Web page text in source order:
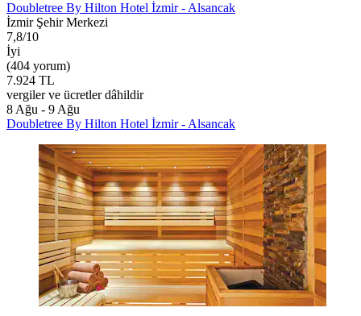
Doubletree By Hilton Hotel İzmir - Alsancak
İzmir Şehir Merkezi
7,8/10
İyi
(404 yorum)
7.924 TL
vergiler ve ücretler dâhildir
8 Ağu - 9 Ağu
Doubletree By Hilton Hotel İzmir - Alsancak